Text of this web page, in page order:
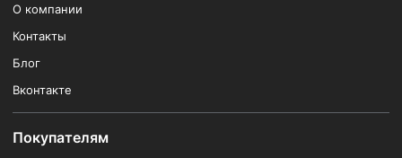
О компании
Контакты
Блог
Вконтакте
Покупателям